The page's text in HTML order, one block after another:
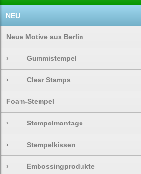
NEU
Neue Motive aus Berlin
› Gummistempel
› Clear Stamps
Foam-Stempel
› Stempelmontage
› Stempelkissen
› Embossingprodukte